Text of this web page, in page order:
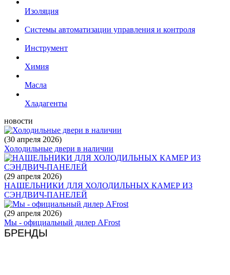
Изоляция
Системы автоматизации управления и контроля
Инструмент
Химия
Масла
Хладагенты
новости
(30 апреля 2026)
Холодильные двери в наличии
(29 апреля 2026)
НАЩЕЛЬНИКИ ДЛЯ ХОЛОДИЛЬНЫХ КАМЕР ИЗ
СЭНДВИЧ-ПАНЕЛЕЙ
(29 апреля 2026)
Мы - официальный дилер AFrost
БРЕНДЫ